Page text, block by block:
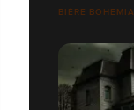
BIÈRE BOHEMIA